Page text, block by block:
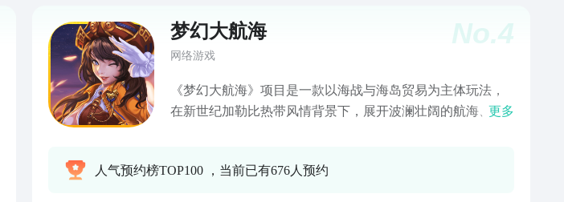
No.4
梦幻大航海
网络游戏
《梦幻大航海》项目是一款以海战与海岛贸易为主体玩法，
在新世纪加勒比热带风情背景下，展开波澜壮阔的航海、经
更多
人气预约榜TOP100 ，当前已有676人预约